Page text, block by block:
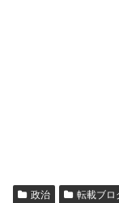
政治 転載ブロ